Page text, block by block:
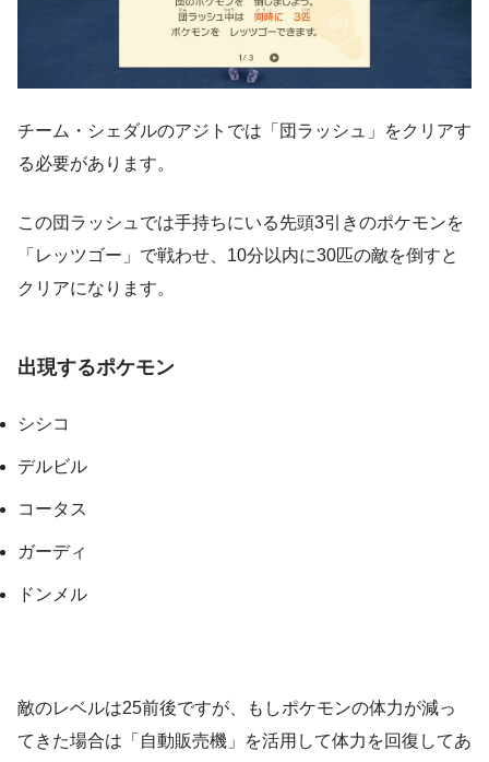
チーム・シェダルのアジトでは「団ラッシュ」をクリアす
る必要があります。
この団ラッシュでは手持ちにいる先頭3引きのポケモンを
「レッツゴー」で戦わせ、10分以内に30匹の敵を倒すと
クリアになります。
出現するポケモン
シシコ
デルビル
コータス
ガーディ
ドンメル
敵のレベルは25前後ですが、もしポケモンの体力が減っ
てきた場合は「自動販売機」を活用して体力を回復してあ